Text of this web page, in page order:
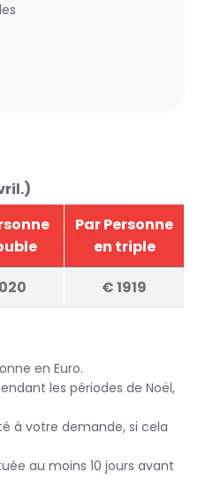
Par Personne
en triple
€1919
en Euro.
les périodes de Noël,
à votre demande, si cela
au moins 10 jours avant